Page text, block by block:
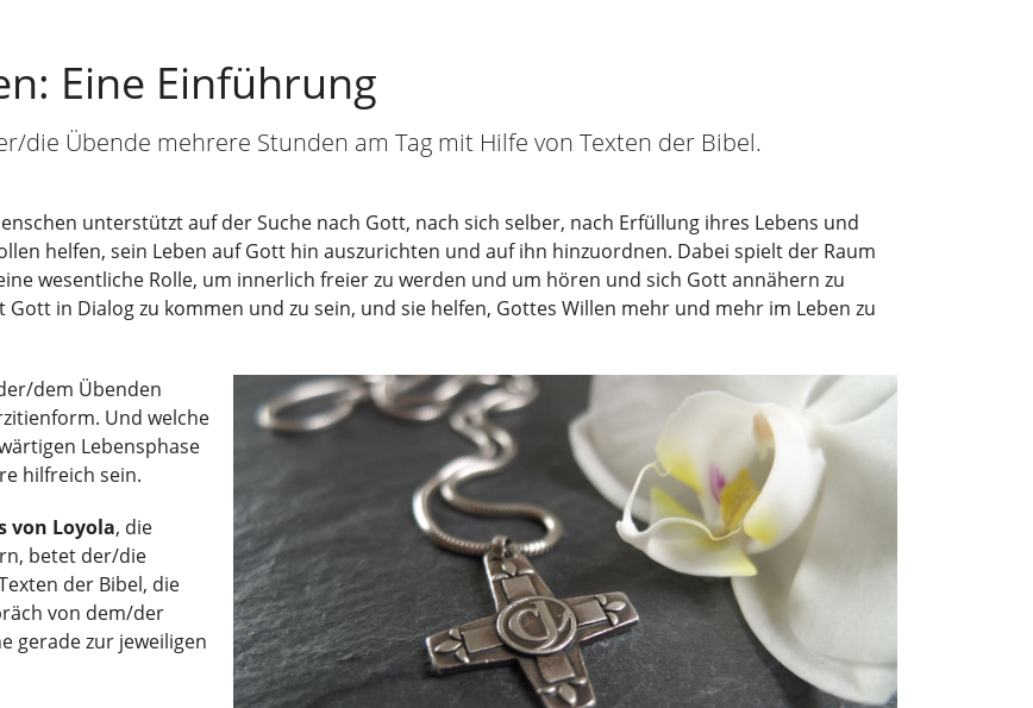
Eine Einführung
die Übende mehrere Stunden am Tag mit Hilfe von Texten der Bibel.
unterstützt auf der Suche nach Gott, nach sich selber, nach Erfüllung ihres Lebens und
helfen, sein Leben auf Gott hin auszurichten und auf ihn hinzuordnen. Dabei spielt der Raum
wesentliche Rolle, um innerlich freier zu werden und um hören und sich Gott annähern zu
in Dialog zu kommen und zu sein, und sie helfen, Gottes Willen mehr und mehr im Leben zu
dem Übenden
Und welche
Lebensphase
hilfreich sein.
von Loyola, die
betet der/die
der Bibel, die
von dem/der
gerade zur jeweiligen